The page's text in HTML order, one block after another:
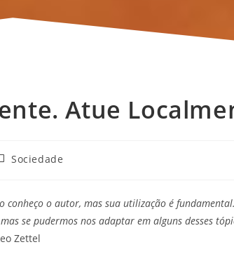
Atue
Sociedade
conheço o autor, mas sua utilização é
se pudermos nos adaptar em alguns desses
Zettel